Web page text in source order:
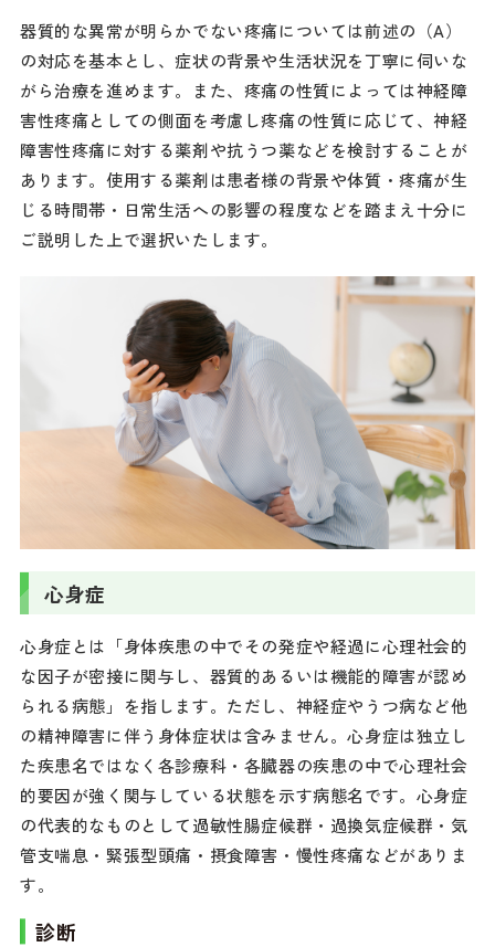
器質的な異常が明らかでない疼痛については前述の（A）
の対応を基本とし、症状の背景や生活状況を丁寧に伺いな
がら治療を進めます。また、疼痛の性質によっては神経障
害性疼痛としての側面を考慮し疼痛の性質に応じて、神経
障害性疼痛に対する薬剤や抗うつ薬などを検討することが
あります。使用する薬剤は患者様の背景や体質・疼痛が生
じる時間帯・日常生活への影響の程度などを踏まえ十分に
ご説明した上で選択いたします。
心身症
心身症とは「身体疾患の中でその発症や経過に心理社会的
な因子が密接に関与し、器質的あるいは機能的障害が認め
られる病態」を指します。ただし、神経症やうつ病など他
の精神障害に伴う身体症状は含みません。心身症は独立し
た疾患名ではなく各診療科・各臓器の疾患の中で心理社会
的要因が強く関与している状態を示す病態名です。心身症
の代表的なものとして過敏性腸症候群・過換気症候群・気
管支喘息・緊張型頭痛・摂食障害・慢性疼痛などがありま
す。
診断